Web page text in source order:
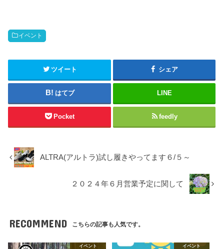
イベント
ツイート シェア
はてブ LINE
Pocket feedly
ALTRA(アルトラ)試し履きやってます６/５～
２０２４年６月営業予定に関して
RECOMMEND こちらの記事も人気です。
イベント イベント